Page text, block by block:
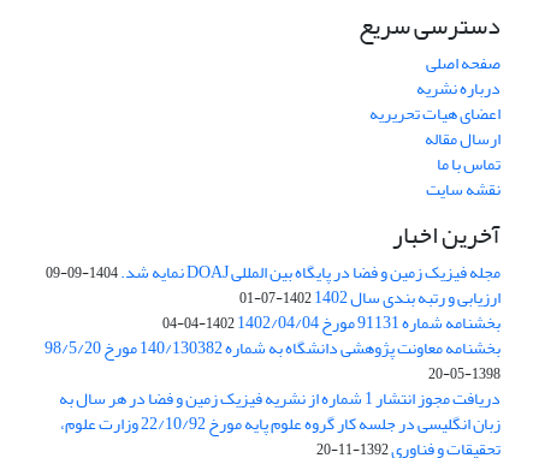
دسترسی سریع
صفحه اصلی
درباره نشریه
اعضای هیات تحریریه
ارسال مقاله
تماس با ما
نقشه سایت
آخرین اخبار
مجله فیزیک زمین و فضا در پایگاه بین المللی DOAJ نمایه شد. 1404-09-09
ارزیابی و رتبه بندی سال 1402 1402-07-01
بخشنامه شماره 91131 مورخ 1402/04/04 1402-04-04
بخشنامه معاونت پژوهشی دانشگاه به شماره 140/130382 مورخ 98/5/20
1398-05-20
دریافت مجوز انتشار 1 شماره از نشریه فیزیک زمین و فضا در هر سال به
زبان انگلیسی در جلسه کار گروه علوم پایه مورخ 22/10/92 وزارت علوم،
تحقیقات و فناوری1392-11-20